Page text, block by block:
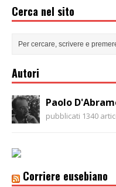
Cerca nel sito
Autori
Paolo
pubblicati 1340
Corriere eusebiano